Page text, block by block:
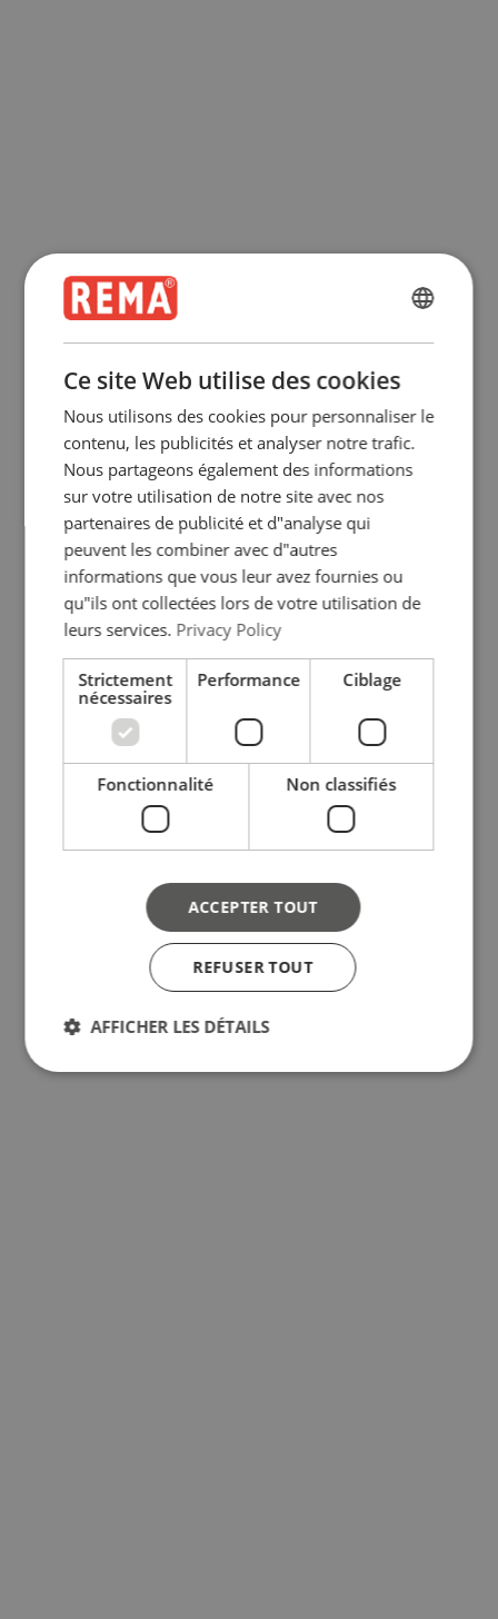
Ce site Web utilise des cookies
Nous utilisons des cookies pour personnaliser le
contenu, les publicités et analyser notre trafic.
Nous partageons également des informations
sur votre utilisation de notre site avec nos
partenaires de publicité et d"analyse qui
peuvent les combiner avec d"autres
informations que vous leur avez fournies ou
qu"ils ont collectées lors de votre utilisation de
leurs services. Privacy Policy
Strictement
nécessaires
Performance Ciblage
Fonctionnalité Non classifiés
ACCEPTER TOUT
REFUSER TOUT
AFFICHER LES DÉTAILS